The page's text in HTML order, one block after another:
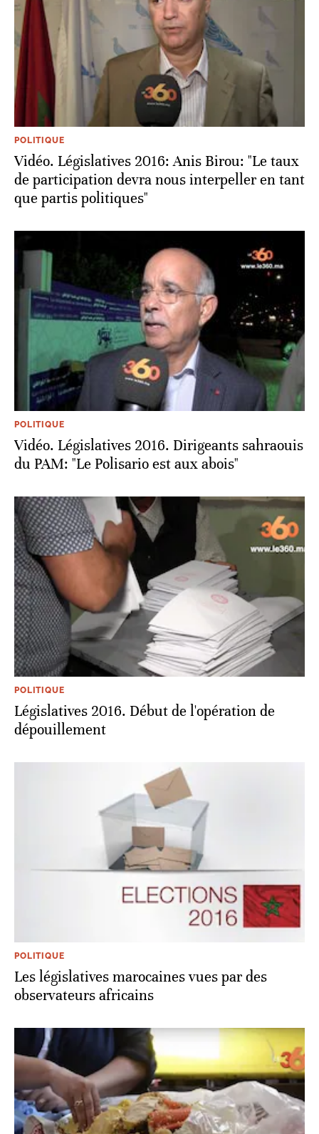
POLITIQUE
Vidéo. Législatives 2016: Anis Birou: "Le taux
de participation devra nous interpeller en tant
que partis politiques"
POLITIQUE
Vidéo. Législatives 2016. Dirigeants sahraouis
du PAM: "Le Polisario est aux abois"
POLITIQUE
Législatives 2016. Début de l'opération de
dépouillement
POLITIQUE
Les législatives marocaines vues par des
observateurs africains